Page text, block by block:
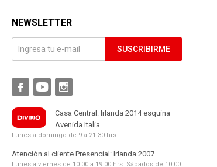
NEWSLETTER
SUSCRIBIRME
  
Casa Central: Irlanda 2014 esquina
Avenida Italia
Lunes a domingo de 9 a 21:30 hrs.
Atención al cliente Presencial: Irlanda 2007
Lunes a viernes de 10:00 a 19:00 hrs. Sábados de 10:00